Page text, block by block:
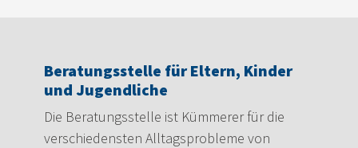
Beratungsstelle für Eltern, Kinder
und Jugendliche
Die Beratungsstelle ist Kümmerer für die
verschiedensten Alltagsprobleme von